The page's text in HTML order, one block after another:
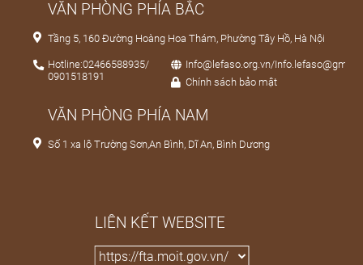
VĂN PHÒNG PHÍA BẮC
Tầng 5, 160 Đường Hoàng Hoa Thám, Phường Tây Hồ, Hà Nội
Hotline:02466588935/
0901518191
Info@lefaso.org.vn/
Chính sách bảo mật
VĂN PHÒNG PHÍA NAM
Số 1 xa lộ Trường Sơn,An Bình, Dĩ An, Bình Dương
LIÊN KẾT WEBSITE